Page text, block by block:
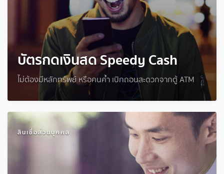
บัตรกดเงินสด Speedy Cash
ไม่ต้องมีหลักทรัพย์ หรือคนค้ำ เบิกถอนสะดวกจากตู้ ATM
สินเชื่อส่วนบุคคล